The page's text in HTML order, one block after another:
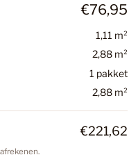
€76,95
1,11 m²
2,88 m²
1 pakket
2,88 m²
€221,62